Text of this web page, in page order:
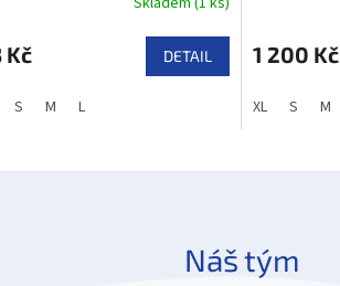
Kč DETAIL
S M L
1 200 Kč
XL S M
Náš tým